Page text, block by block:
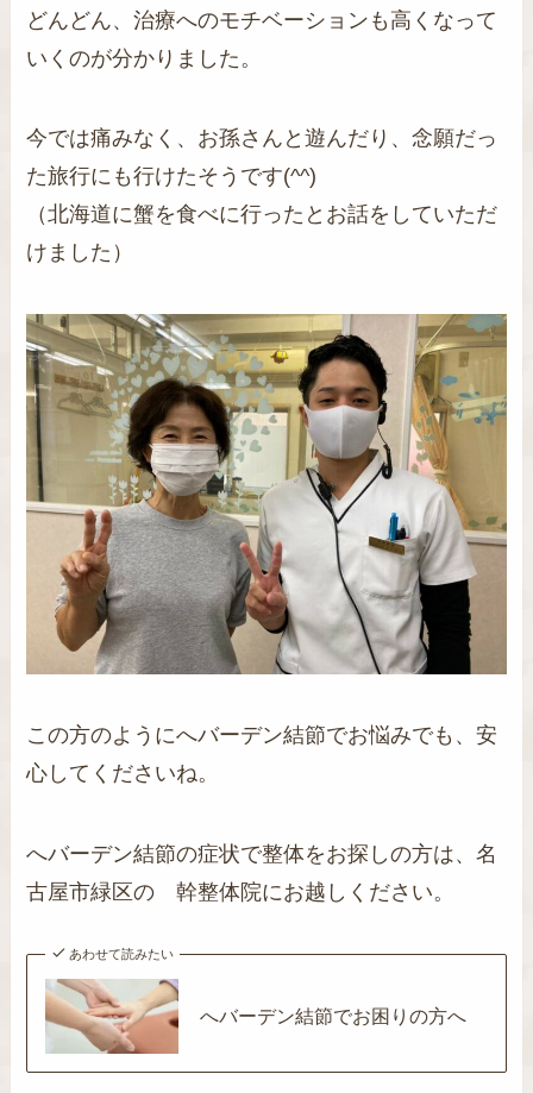
どんどん、治療へのモチベーションも高くなって
いくのが分かりました。
今では痛みなく、お孫さんと遊んだり、念願だっ
た旅行にも行けたそうです(^^)
（北海道に蟹を食べに行ったとお話をしていただ
けました）
この方のようにへバーデン結節でお悩みでも、安
心してくださいね。
へバーデン結節の症状で整体をお探しの方は、名
古屋市緑区の 幹整体院にお越しください。
あわせて読みたい
へバーデン結節でお困りの方へ